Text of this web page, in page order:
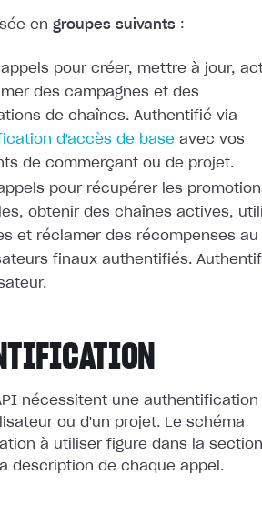
en groupes suivants :
pour créer, mettre à jour,
des campagnes et des
de chaînes. Authentifié via
d'accès de base avec vos
de commerçant ou de projet.
pour récupérer les
obtenir des chaînes actives,
et réclamer des récompenses au
finaux authentifiés.
nécessitent une authentification
ou d'un projet. Le schéma
à utiliser figure dans la section
description de chaque appel.